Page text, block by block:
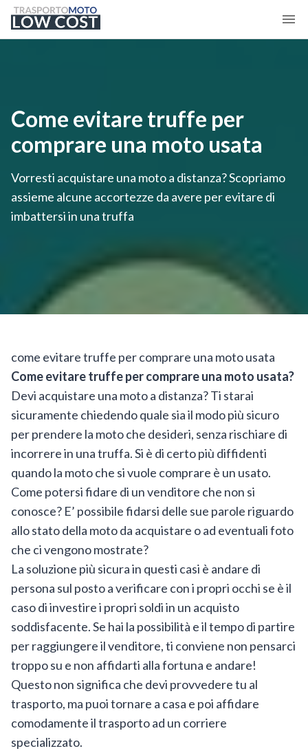
Come evitare truffe per
comprare una moto usata
Vorresti acquistare una moto a distanza? Scopriamo
assieme alcune accortezze da avere per evitare di
imbattersi in una truffa
come evitare truffe per comprare una moto usata
Come evitare truffe per comprare una moto usata?
Devi acquistare una moto a distanza? Ti starai
sicuramente chiedendo quale sia il modo più sicuro
per prendere la moto che desideri, senza rischiare di
incorrere in una truffa. Si è di certo più diffidenti
quando la moto che si vuole comprare è un usato.
Come potersi fidare di un venditore che non si
conosce? E’ possibile fidarsi delle sue parole riguardo
allo stato della moto da acquistare o ad eventuali foto
che ci vengono mostrate?
La soluzione più sicura in questi casi è andare di
persona sul posto a verificare con i propri occhi se è il
caso di investire i propri soldi in un acquisto
soddisfacente. Se hai la possibilità e il tempo di partire
per raggiungere il venditore, ti conviene non pensarci
troppo su e non affidarti alla fortuna e andare!
Questo non significa che devi provvedere tu al
trasporto, ma puoi tornare a casa e poi affidare
comodamente il trasporto ad un corriere
specializzato.